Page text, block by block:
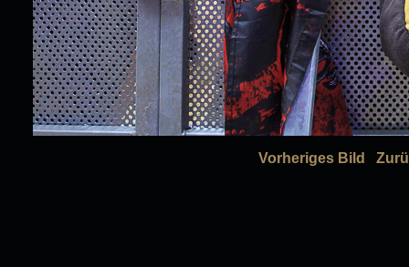
Vorheriges Bild